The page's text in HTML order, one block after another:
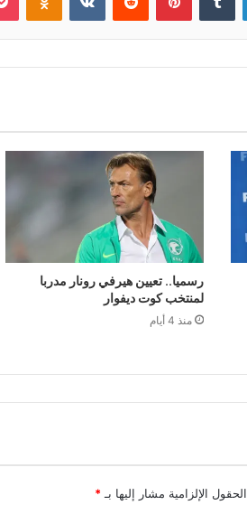
رسميا.. تعيين هيرفي رونار مدربا
لمنتخب كوت ديفوار
منذ 4 أيام
الحقول الإلزامية مشار إليها بـ *